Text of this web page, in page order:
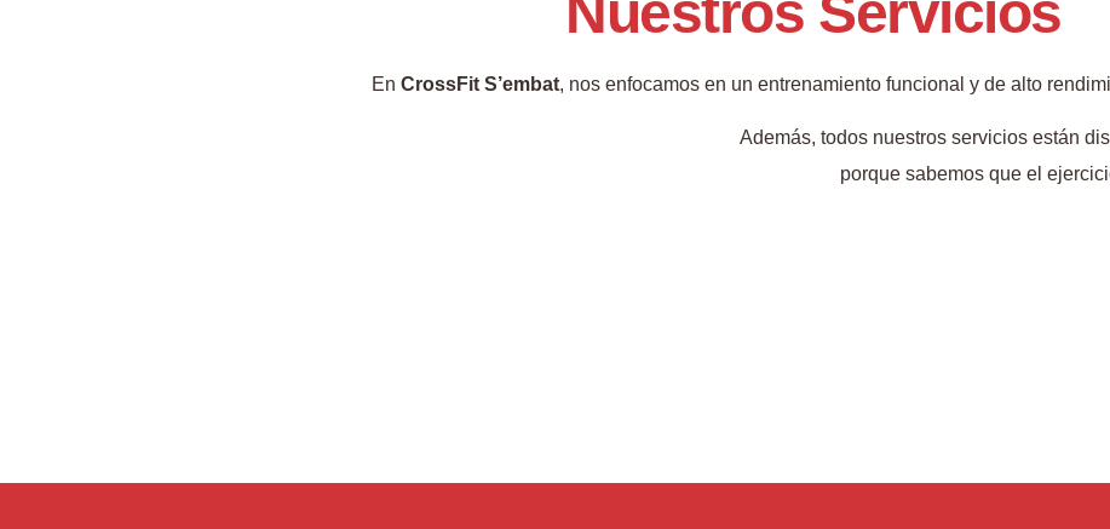
En CrossFit S’embat, nos enfocamos en un entrenamiento funcional y de alto
Además, todos nuestros servicios están
porque sabemos que el